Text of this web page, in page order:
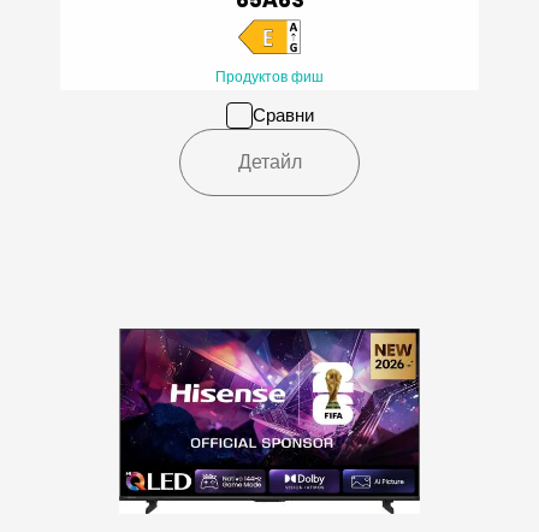
Продуктов фиш
Сравни
Детайл